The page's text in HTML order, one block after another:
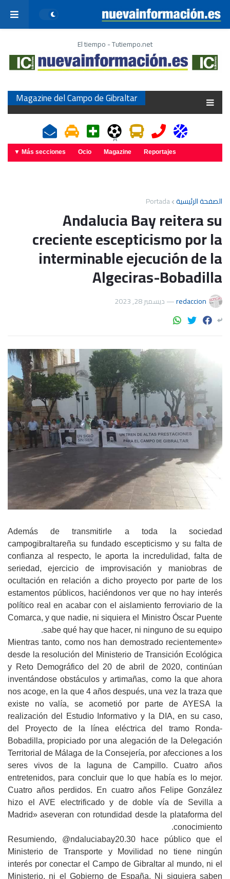
El tiempo - Tutiempo.net
Magazine del Campo de Gibraltar
A
Más secciones ▼ Ocio Magazine Reportajes
الصفحة الرئيسية Portada
Andalucia Bay reitera su
creciente escepticismo por la
interminable ejecución de la
Algeciras-Bobadilla
redaccion
—ديسمبر 28, 2023
Además de transmitirle a toda la sociedad
campogibraltareña su fundado escepticismo y su falta de
confianza al respecto, le aporta la incredulidad, falta de
seriedad, ejercicio de improvisación y maniobras de
ocultación en relación a dicho proyecto por parte de los
estamentos públicos, haciéndonos ver que no hay interés
político real en acabar con el aislamiento ferroviario de la
Comarca, y que nadie, ni siquiera el Ministro Óscar Puente
sabe qué hay que hacer, ni ninguno de su equipo.
«Mientras tanto, como nos han demostrado recientemente
desde la resolución del Ministerio de Transición Ecológica
y Reto Demográfico del 20 de abril de 2020, continúan
inventándose obstáculos y artimañas, como la que ahora
nos acoge, en la que 4 años después, una vez la traza que
existe no valía, se acometió por parte de AYESA la
realización del Estudio Informativo y la DIA, en su caso,
del Proyecto de la línea eléctrica del tramo Ronda-
Bobadilla, propiciado por una alegación de la Delegación
Territorial de Málaga de la Consejería, por afecciones a los
seres vivos de la laguna de Campillo. Cuatro años
entretenidos, para concluir que lo que había es lo mejor.
Cuatro años perdidos. En cuatro años Felipe González
hizo el AVE electrificado y de doble vía de Sevilla a
Madrid» aseveran con rotundidad desde la plataforma del
conocimiento.
Resumiendo, @ndaluciabay20.30 hace público que el
Ministerio de Transporte y Movilidad no tiene ningún
interés por conectar el Campo de Gibraltar al mundo, ni el
Ministerio, ni el Gobierno de España. Ni siquiera saben